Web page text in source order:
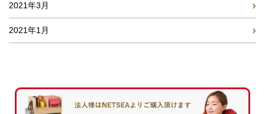
2021年3月
2021年1月